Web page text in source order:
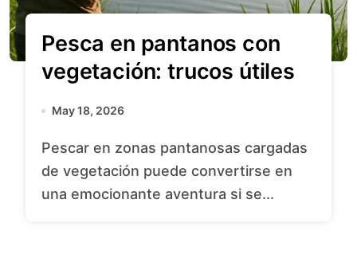
Pesca en pantanos con
vegetación: trucos útiles
May 18, 2026
Pescar en zonas pantanosas cargadas
de vegetación puede convertirse en
una emocionante aventura si se...